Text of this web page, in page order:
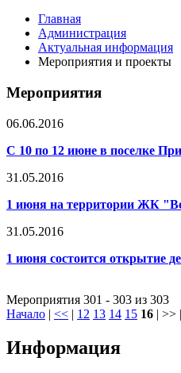
Главная
Администрация
Актуальная информация
Мероприятия и проекты
Мероприятия
06.06.2016
С 10 по 12 июне в поселке
31.05.2016
1 июня на территории ЖК
31.05.2016
1 июня состоится открытие
Мероприятия 301 - 303 из 303
Начало | << | 12 13 14 15 16 | >>
Информация